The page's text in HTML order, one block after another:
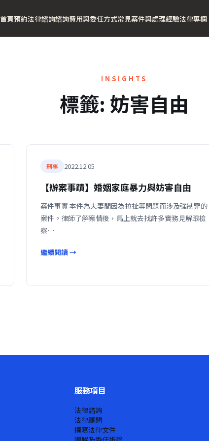
首頁預約法律諮詢諮詢費用與委任方式常見案件與處理經驗法律專欄
INSIGHTS
標籤: 妨害自由
刑事 2022.12.05
【辦案事蹟】婚姻家庭暴力與妨害自由
案件事實 本件為夫妻間因為拉扯等問題而涉及強制罪的
案件。律師了解案情後，馬上就去找許多實務見解跟檢
察…
繼續閱讀 →
服務項目
法律諮詢
法律顧問
撰寫法律文件